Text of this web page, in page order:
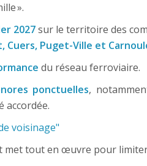
».
2027sur le territoire des
Cuers, Puget-Ville et
du réseau ferroviaire.
ponctuelles,
accordée.
voisinage"
met tout en œuvre pour